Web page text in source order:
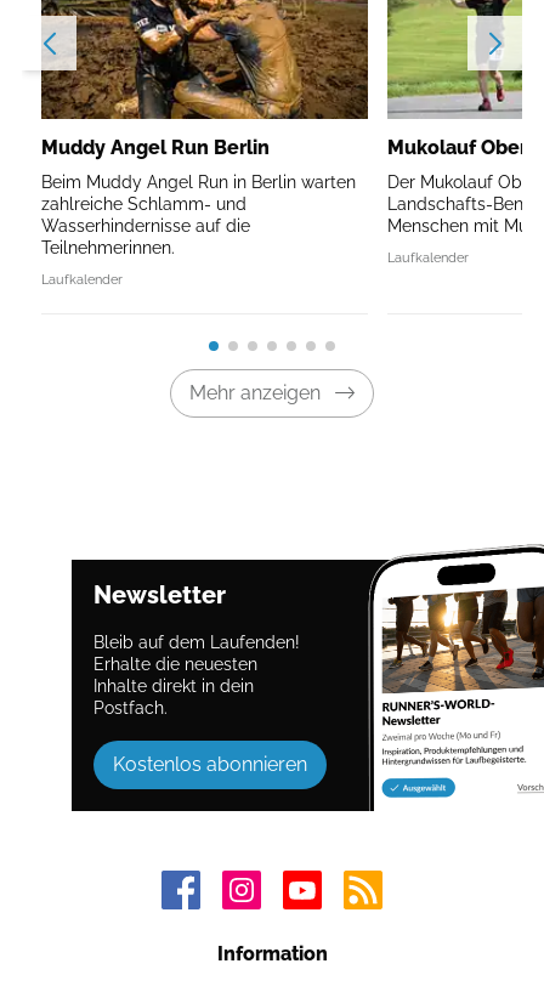
Muddy Angel Run Berlin
Beim Muddy Angel Run in Berlin warten
zahlreiche Schlamm- und
Wasserhindernisse auf die
Teilnehmerinnen.
Laufkalender
Mukolauf
Der Mukolauf
Landschafts-
Menschen mit
Laufkalender
Mehr anzeigen
Newsletter
Bleib auf dem Laufenden!
Erhalte die neuesten
Inhalte direkt in dein
Postfach.
Kostenlos abonnieren
Information